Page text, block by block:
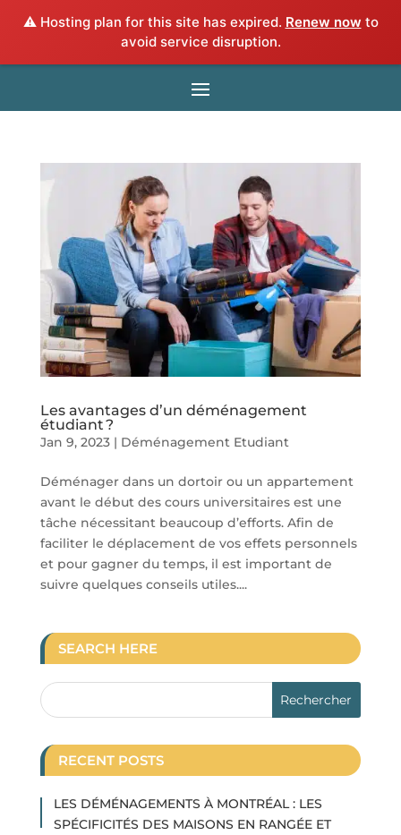
⚠️ Hosting plan for this site has expired. Renew now to
avoid service disruption.
Les avantages d’un déménagement
étudiant ?
Jan 9, 2023| Déménagement Etudiant
Déménager dans un dortoir ou un appartement
avant le début des cours universitaires est une
tâche nécessitant beaucoup d’efforts. Afin de
faciliter le déplacement de vos effets personnels
et pour gagner du temps, il est important de
suivre quelques conseils utiles....
SEARCH HERE
RECENT POSTS
LES DÉMÉNAGEMENTS À MONTRÉAL : LES
SPÉCIFICITÉS DES MAISONS EN RANGÉE ET